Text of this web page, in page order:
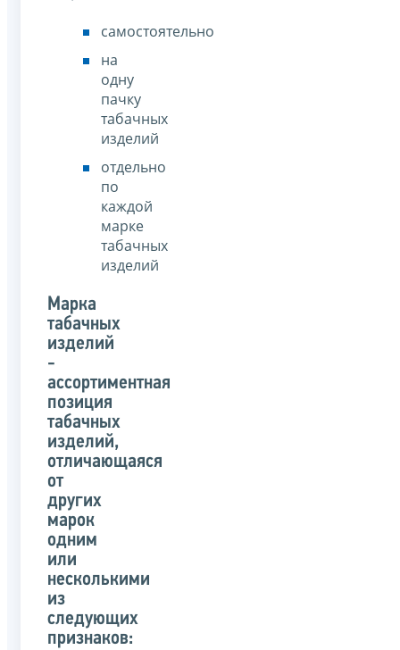
самостоятельно
на
одну
пачку
табачных
изделий
отдельно
по
каждой
марке
табачных
изделий
Марка
табачных
изделий
-
ассортиментная
позиция
табачных
изделий,
отличающаяся
от
других
марок
одним
или
несколькими
из
следующих
признаков: